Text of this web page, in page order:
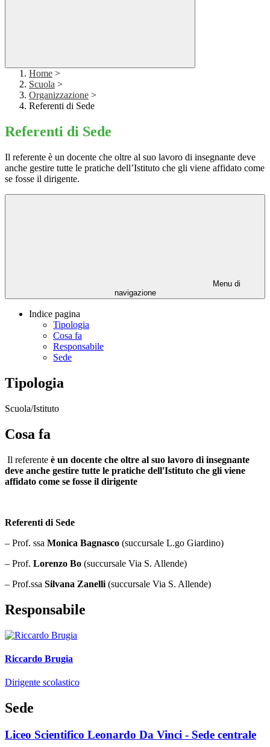
Home >
Scuola >
Organizzazione >
Referenti di Sede
Referenti di Sede
Il referente è un docente che oltre al suo lavoro di insegnante deve
anche gestire tutte le pratiche dell’Istituto che gli viene affidato come
se fosse il dirigente.
Menu di
navigazione
Indice pagina
Tipologia
Cosa fa
Responsabile
Sede
Tipologia
Scuola/Istituto
Cosa fa
Il referente è un docente che oltre al suo lavoro di insegnante
deve anche gestire tutte le pratiche dell'Istituto che gli viene
affidato come se fosse il dirigente
Referenti di Sede
– Prof. ssa Monica Bagnasco (succursale L.go Giardino)
– Prof. Lorenzo Bo (succursale Via S. Allende)
– Prof.ssa Silvana Zanelli (succursale Via S. Allende)
Responsabile
Riccardo Brugia
Dirigente scolastico
Sede
Liceo Scientifico Leonardo Da Vinci - Sede centrale